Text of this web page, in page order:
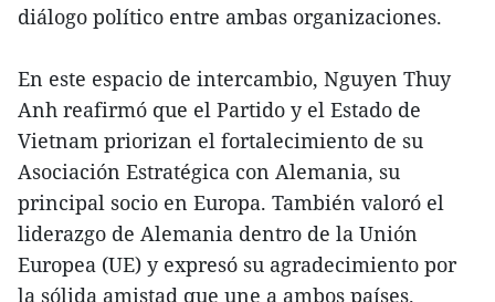
diálogo político entre ambas organizaciones.
En este espacio de intercambio, Nguyen Thuy
Anh reafirmó que el Partido y el Estado de
Vietnam priorizan el fortalecimiento de su
Asociación Estratégica con Alemania, su
principal socio en Europa. También valoró el
liderazgo de Alemania dentro de la Unión
Europea (UE) y expresó su agradecimiento por
la sólida amistad que une a ambos países.